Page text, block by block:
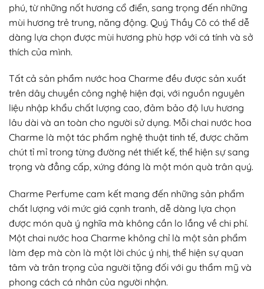
phú, từ những nốt hương cổ điển, sang trọng đến những
mùi hương trẻ trung, năng động. Quý Thầy Cô có thể dễ
dàng lựa chọn được mùi hương phù hợp với cá tính và sở
thích của mình.
Tất cả sản phẩm nước hoa Charme đều được sản xuất
trên dây chuyền công nghệ hiện đại, với nguồn nguyên
liệu nhập khẩu chất lượng cao, đảm bảo độ lưu hương
lâu dài và an toàn cho người sử dụng. Mỗi chai nước hoa
Charme là một tác phẩm nghệ thuật tinh tế, được chăm
chút tỉ mỉ trong từng đường nét thiết kế, thể hiện sự sang
trọng và đẳng cấp, xứng đáng là một món quà trân quý.
Charme Perfume cam kết mang đến những sản phẩm
chất lượng với mức giá cạnh tranh, dễ dàng lựa chọn
được món quà ý nghĩa mà không cần lo lắng về chi phí.
Một chai nước hoa Charme không chỉ là một sản phẩm
làm đẹp mà còn là một lời chúc ý nhị, thể hiện sự quan
tâm và trân trọng của người tặng đối với gu thẩm mỹ và
phong cách cá nhân của người nhận.